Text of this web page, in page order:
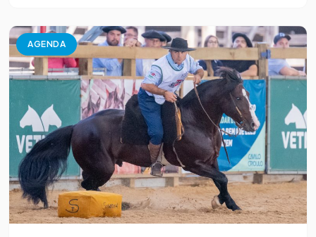
AGENDA